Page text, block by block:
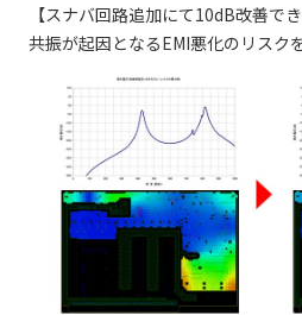
【スナバ回路追加にて10dB改善でき
共振が起因となるEMI悪化のリスク